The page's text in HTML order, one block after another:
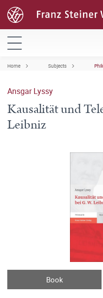
Home Subjects
Ansgar Lyssy
Kausalität und
Leibniz
Book